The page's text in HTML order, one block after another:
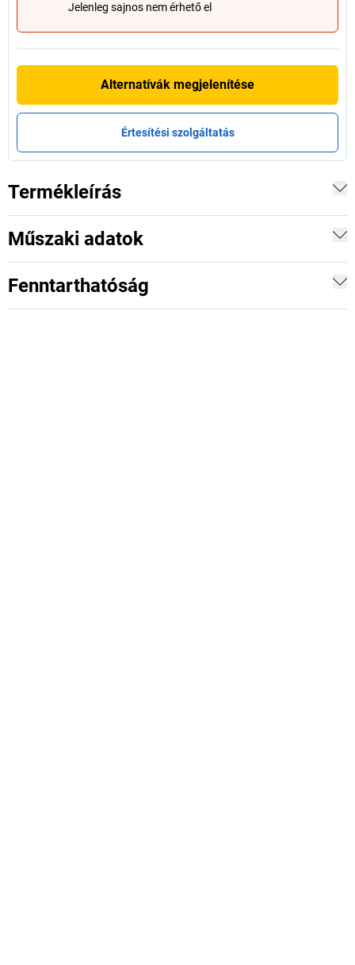
Jelenleg sajnos nem érhető el
Alternatívák megjelenítése
Értesítési szolgáltatás
Termékleírás
Műszaki adatok
Fenntarthatóság